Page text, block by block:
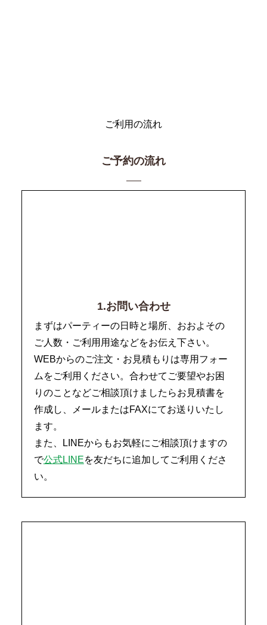
ご利用の流れ
ご予約の流れ
1.お問い合わせ
まずはパーティーの日時と場所、おおよその
ご人数・ご利用用途などをお伝え下さい。
WEBからのご注文・お見積もりは専用フォー
ムをご利用ください。合わせてご要望やお困
りのことなどご相談頂けましたらお見積書を
作成し、メールまたはFAXにてお送りいたし
ます。
また、LINEからもお気軽にご相談頂けますの
で公式LINEを友だちに追加してご利用くださ
い。